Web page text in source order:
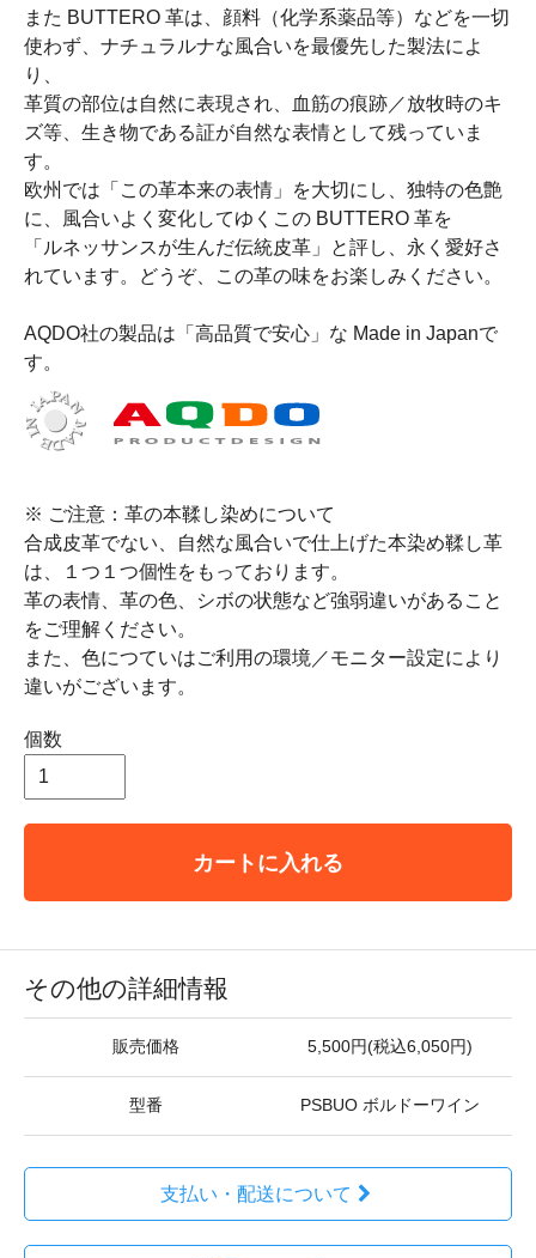
また BUTTERO 革は、顔料（化学系薬品等）などを一切
使わず、ナチュラルナな風合いを最優先した製法によ
り、
革質の部位は自然に表現され、血筋の痕跡／放牧時のキ
ズ等、生き物である証が自然な表情として残っていま
す。
欧州では「この革本来の表情」を大切にし、独特の色艶
に、風合いよく変化してゆくこの BUTTERO 革を
「ルネッサンスが生んだ伝統皮革」と評し、永く愛好さ
れています。どうぞ、この革の味をお楽しみください。
AQDO社の製品は「高品質で安心」な Made in Japanで
す。
※ ご注意：革の本鞣し染めについて
合成皮革でない、自然な風合いで仕上げた本染め鞣し革
は、１つ１つ個性をもっております。
革の表情、革の色、シボの状態など強弱違いがあること
をご理解ください。
また、色につていはご利用の環境／モニター設定により
違いがございます。
個数
カートに入れる
その他の詳細情報
販売価格 5,500円(税込6,050円)
型番 PSBUO ボルドーワイン
支払い・配送について